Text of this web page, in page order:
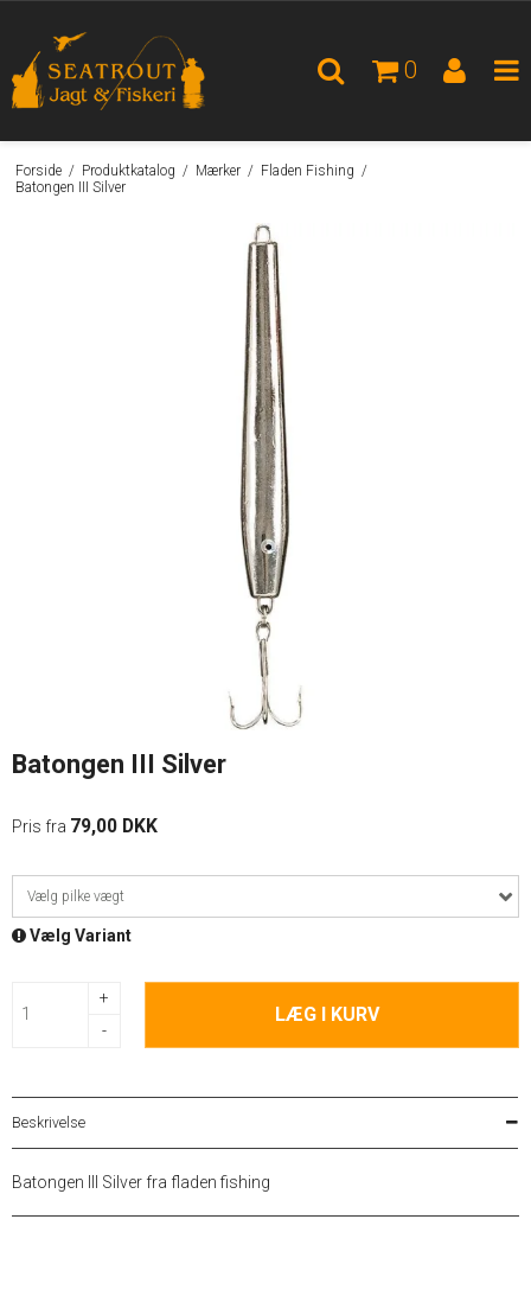
0
Forside / Produktkatalog / Mærker / Fladen Fishing /
Batongen III Silver
Batongen III Silver
Pris fra 79,00 DKK
Vælg pilke vægt
Vælg Variant
-
+
LÆG I KURV
Beskrivelse
Batongen III Silver fra fladen fishing